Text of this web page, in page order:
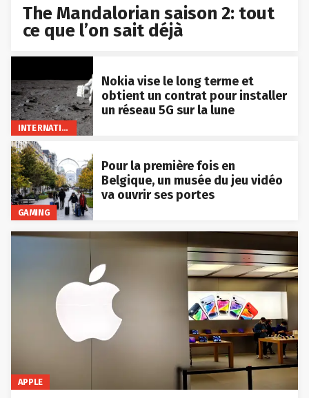
The Mandalorian saison 2: tout
ce que l’on sait déjà
INTERNATIONAL
Nokia vise le long terme et
obtient un contrat pour installer
un réseau 5G sur la lune
GAMING
Pour la première fois en
Belgique, un musée du jeu vidéo
va ouvrir ses portes
APPLE